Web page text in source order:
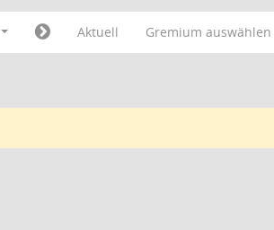
Aktuell Gremium auswählen